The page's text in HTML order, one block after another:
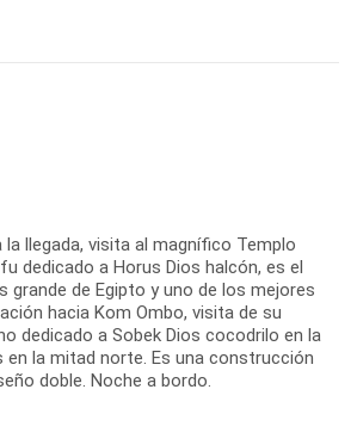
la llegada, visita al magnífico Templo
dedicado a Horus Dios halcón, es el
grande de Egipto y uno de los mejores
hacia Kom Ombo, visita de su
dedicado a Sobek Dios cocodrilo en la
en la mitad norte. Es una construcción
doble. Noche a bordo.